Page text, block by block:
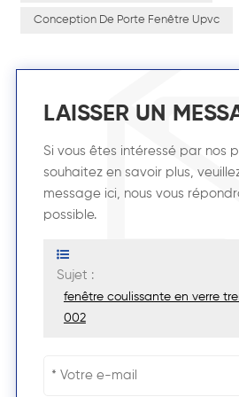
Conception De Porte Fenêtre Upvc
LAISSER UN
Si vous êtes intéressé par nos
souhaitez en savoir plus,
message ici, nous vous
possible.
Sujet :
fenêtre coulissante en verre
002